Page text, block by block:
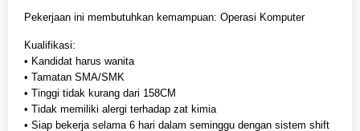
Pekerjaan ini membutuhkan kemampuan: Operasi Komputer
Kualifikasi:
• Kandidat harus wanita
• Tamatan SMA/SMK
• Tinggi tidak kurang dari 158CM
• Tidak memiliki alergi terhadap zat kimia
• Siap bekerja selama 6 hari dalam seminggu dengan sistem shift